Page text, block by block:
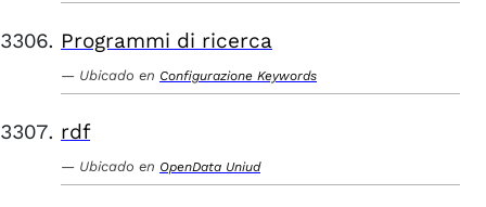
Programmi di ricerca
Ubicado en Configurazione Keywords
rdf
Ubicado en OpenData Uniud